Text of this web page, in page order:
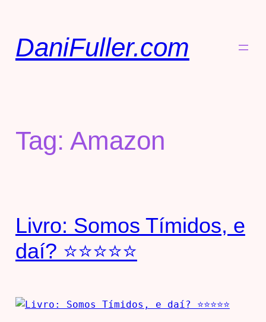
DaniFuller.com
Tag: Amazon
Livro: Somos Tímidos, e
daí? ⭐⭐⭐⭐⭐